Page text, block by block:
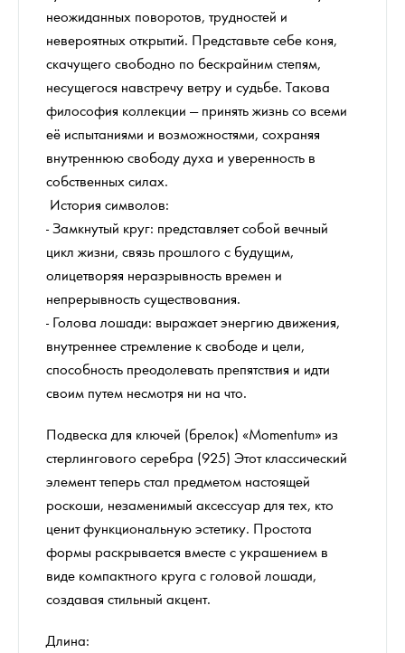
неожиданных поворотов, трудностей и
невероятных открытий. Представьте себе коня,
скачущего свободно по бескрайним степям,
несущегося навстречу ветру и судьбе. Такова
философия коллекции — принять жизнь со всеми
её испытаниями и возможностями, сохраняя
внутреннюю свободу духа и уверенность в
собственных силах.
История символов:
- Замкнутый круг: представляет собой вечный
цикл жизни, связь прошлого с будущим,
олицетворяя неразрывность времен и
непрерывность существования.
- Голова лошади: выражает энергию движения,
внутреннее стремление к свободе и цели,
способность преодолевать препятствия и идти
своим путем несмотря ни на что.
Подвеска для ключей (брелок) «Momentum» из
стерлингового серебра (925) Этот классический
элемент теперь стал предметом настоящей
роскоши, незаменимый аксессуар для тех, кто
ценит функциональную эстетику. Простота
формы раскрывается вместе с украшением в
виде компактного круга с головой лошади,
создавая стильный акцент.
Длина: